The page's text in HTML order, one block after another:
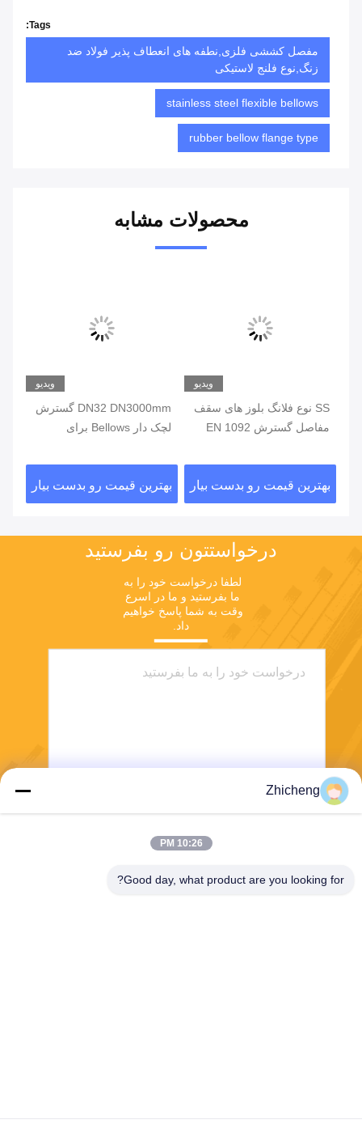
Tags:
مفصل کششی فلزی,نطفه های انعطاف پذیر فولاد ضد
زنگ,نوع فلنج لاستیکی
stainless steel flexible bellows
rubber bellow flange type
محصولات مشابه
ویدیو
SS نوع فلانگ بلوز های سقف
مفاصل گسترش EN 1092
تعویض کننده حرارتی
بهترین قیمت رو بدست بیار
ویدیو
DN32 DN3000mm گسترش
لچک دار Bellows برای
داده شده Tetrafluoro جبران
کننده آب رسیدگی
بهترین قیمت رو بدست بیار
درخواستتون رو بفرستيد
داد.
بفرست
Zhicheng
10:26 PM
Good day, what product are you looking for?